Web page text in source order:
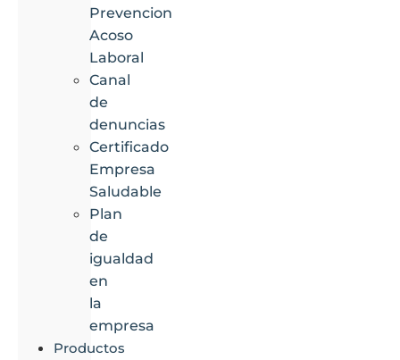
Prevencion
Acoso
Laboral
Canal
de
denuncias
Certificado
Empresa
Saludable
Plan
de
igualdad
en
la
empresa
Productos